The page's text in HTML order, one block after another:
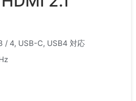
/ 4, USB-C, USB4 対応